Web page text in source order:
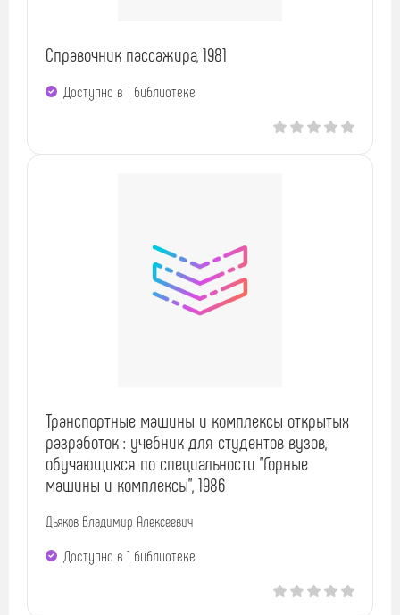
Справочник пассажира, 1981
Доступно в 1 библиотекe
Транспортные машины и комплексы открытых
разработок : учебник для студентов вузов,
обучающихся по специальности "Горные
машины и комплексы", 1986
Дьяков Владимир Алексеевич
Доступно в 1 библиотекe